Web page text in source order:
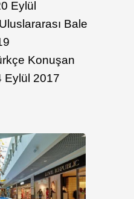
Eylül
Bale
Konuşan
Eylül 2017